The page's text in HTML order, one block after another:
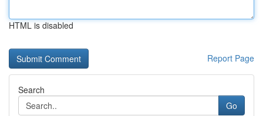
HTML is disabled
Report Page
Search
Go